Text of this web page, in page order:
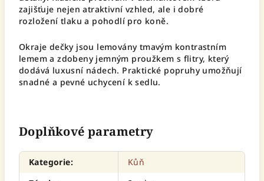
zajišťuje nejen atraktivní vzhled, ale i dobré
rozložení tlaku a pohodlí pro koně.
Okraje dečky jsou lemovány tmavým kontrastním
lemem a zdobeny jemným proužkem s flitry, který
dodává luxusní nádech. Praktické popruhy umožňují
snadné a pevné uchycení k sedlu.
Doplňkové parametry
Kategorie:
Kůň